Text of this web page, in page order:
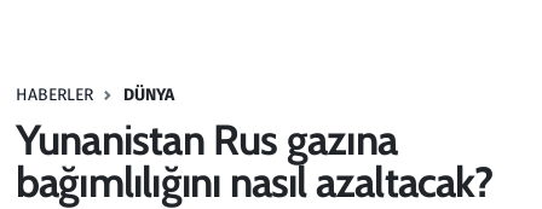
HABERLER DÜNYA
Yunanistan Rus gazına
bağımlılığını nasıl azaltacak?
Haber
Kültür Sanat